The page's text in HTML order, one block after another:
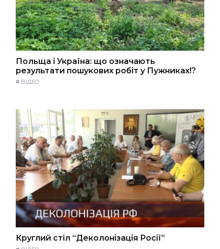
Польща і Україна: що означають
результати пошукових робіт у Пужниках!?
# ВІДЕО
Круглий стіл “Деколонізація Росії”